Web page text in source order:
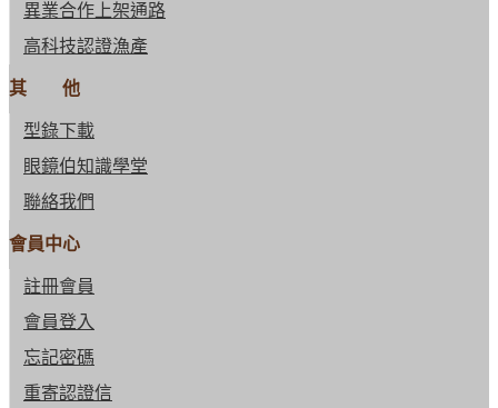
異業合作上架通路
高科技認證漁產
其 他
型錄下載
眼鏡伯知識學堂
聯絡我們
會員中心
註冊會員
會員登入
忘記密碼
重寄認證信